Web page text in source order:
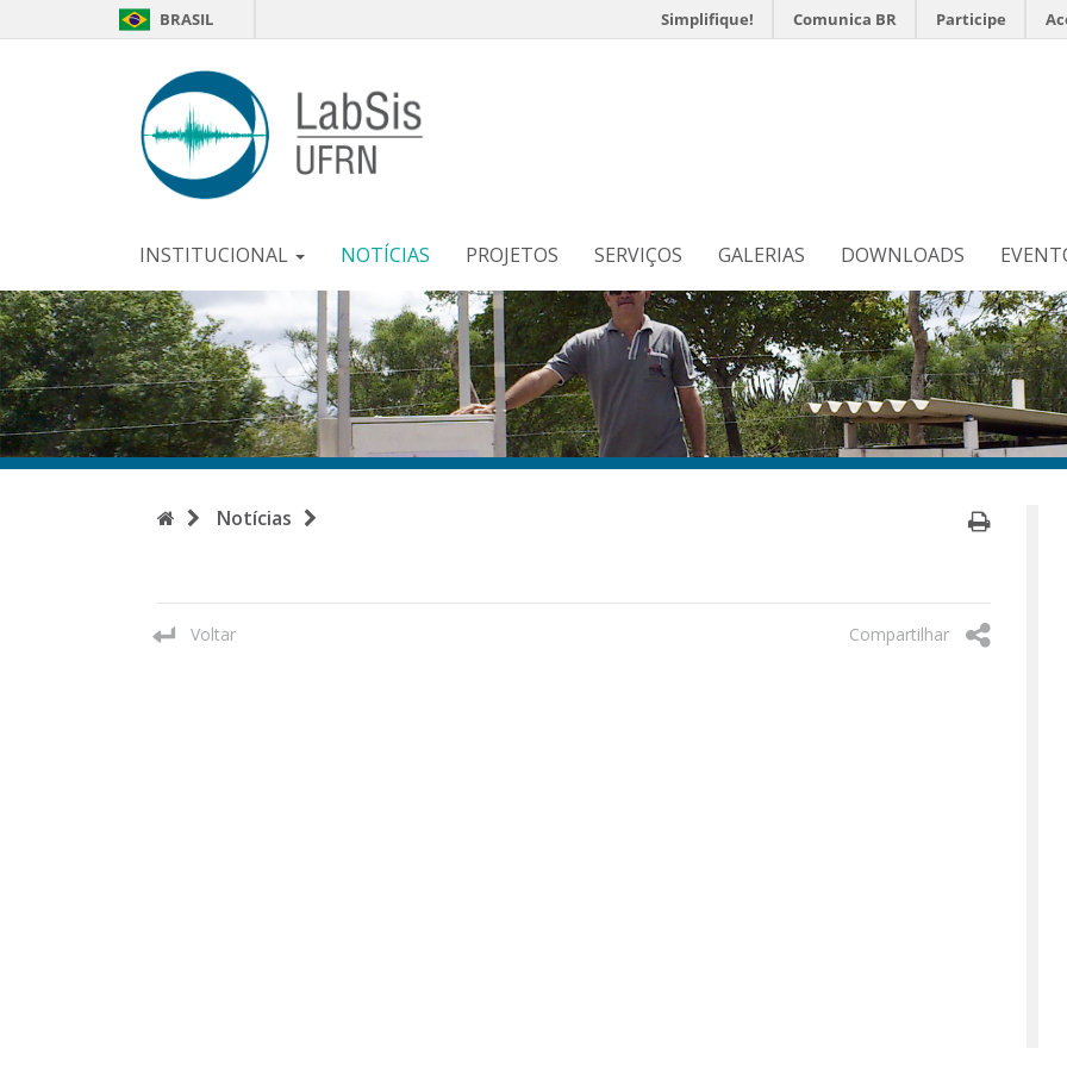
BRASIL Simplifique! Comunica BR Participe
INSTITUCIONAL NOTÍCIAS PROJETOS SERVIÇOS GALERIAS DOWNLOADS
InícioNotícias
Voltar Compartilhar